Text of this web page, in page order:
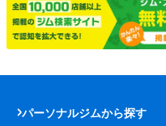
パーソナルジムから探す